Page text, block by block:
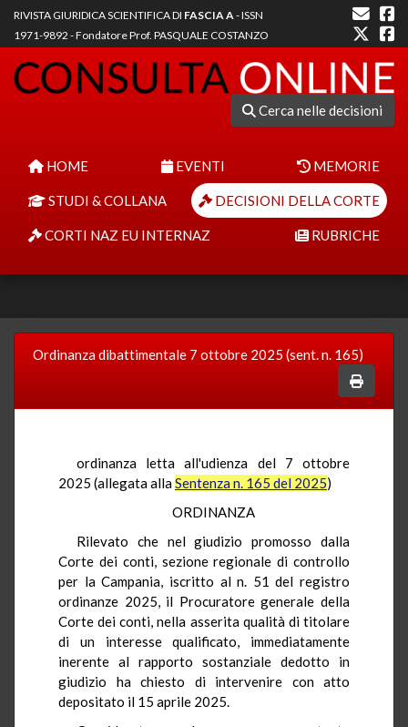
RIVISTA GIURIDICA SCIENTIFICA DI FASCIA A- ISSN
1971-9892 - Fondatore Prof. PASQUALE COSTANZO
Cerca nelle decisioni
HOME EVENTI MEMORIE
STUDI & COLLANA DECISIONI DELLA CORTE
CORTI NAZ EU INTERNAZ RUBRICHE
Ordinanza dibattimentale 7 ottobre 2025 (sent. n. 165)
ordinanza letta all'udienza del 7 ottobre
2025 (allegata allaSentenza n. 165 del 2025)
ORDINANZA
Rilevato che nel giudizio promosso dalla
Corte dei conti, sezione regionale di controllo
per la Campania, iscritto al n. 51 del registro
ordinanze 2025, il Procuratore generale della
Corte dei conti, nella asserita qualità di titolare
di un interesse qualificato, immediatamente
inerente al rapporto sostanziale dedotto in
giudizio ha chiesto di intervenire con atto
depositato il 15 aprile 2025.